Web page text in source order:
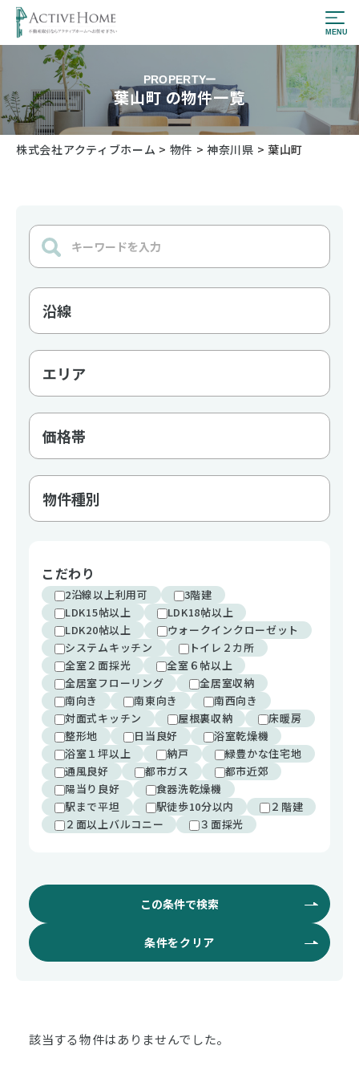
PROPERTY
葉山町 の物件一覧
株式会社アクティブホーム > 物件 >神奈川県 > 葉山町
こだわり
2沿線以上利用可
3階建
LDK15帖以上
LDK18帖以上
LDK20帖以上
ウォークインクローゼット
システムキッチン
トイレ２カ所
全室２面採光
全室６帖以上
全居室フローリング
全居室収納
南向き
南東向き
南西向き
対面式キッチン
屋根裏収納
床暖房
整形地
日当良好
浴室乾燥機
浴室１坪以上
納戸
緑豊かな住宅地
通風良好
都市ガス
都市近郊
陽当り良好
食器洗乾燥機
駅まで平坦
駅徒歩10分以内
２階建
２面以上バルコニー
３面採光
この条件で検索
条件をクリア
該当する物件はありませんでした。